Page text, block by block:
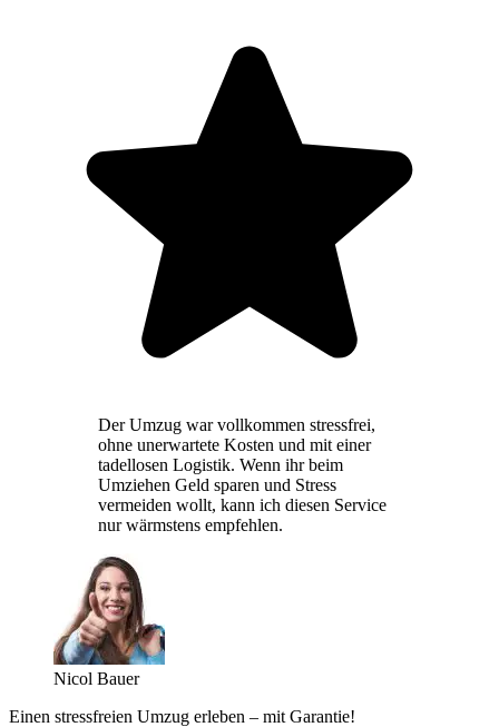
Der Umzug war vollkommen stressfrei,
ohne unerwartete Kosten und mit einer
tadellosen Logistik. Wenn ihr beim
Umziehen Geld sparen und Stress
vermeiden wollt, kann ich diesen Service
nur wärmstens empfehlen.
Nicol Bauer
Einen stressfreien Umzug erleben – mit Garantie!